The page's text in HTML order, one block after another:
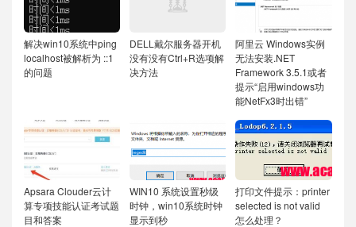
解决win10系统中ping
localhost被解析为 ::1
的问题
DELL戴尔服务器开机
没有没有Ctrl+R选项解
决方法
阿里云 Windows实例
无法安装.NET
Framework 3.5.1或者
提示“启用windows功
能NetFx3时出错”
Apsara Clouder云计
算专项技能认证考试题
目和答案
WIN10 系统设置秒级
时钟，win10系统时钟
显示到秒
打印文件提示：printer
selected is not valid
怎么处理？